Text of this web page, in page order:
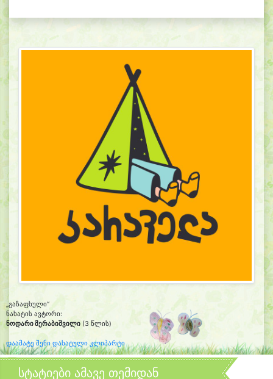
„გაზაფხული“
ნახატის ავტორი:
ნოდარი მერაბიშვილი (3 წლის)
დაამატე შენი დახატული კლიპარტი
სტატიები ამავე თემიდან